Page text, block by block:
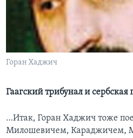
Learning English
СОЦИАЛЬНЫЕ СЕТИ
Языки
Горан Хаджич
Гаагский трибунал и сербская
…Итак, Горан Хаджич тоже
Милошевичем, Караджичем,